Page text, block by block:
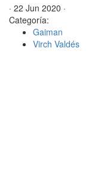
· 22 Jun 2020 ·
Categoría:
Gaiman
Virch Valdés